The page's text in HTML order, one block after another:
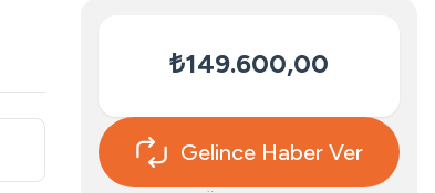
₺149.600,00
Gelince Haber Ver